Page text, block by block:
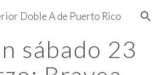
Skip to navigation
Doble A de Puerto Rico
sábado 23